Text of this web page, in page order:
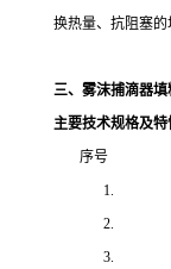
换热量、抗阻塞的
三、雾沫捕滴器
主要技术规格及特
序号
1.
2.
3.